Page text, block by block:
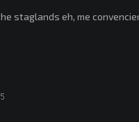
staglands eh, me